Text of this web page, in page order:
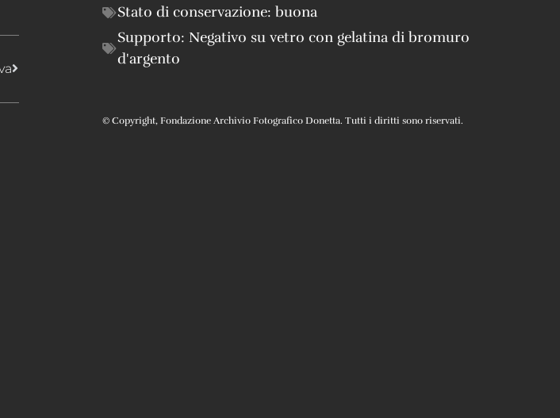
Stato di conservazione: buona
Supporto: Negativo su vetro con gelatina di bromuro
d'argento
© Copyright, Fondazione Archivio Fotografico Donetta. Tutti i diritti sono riservati.